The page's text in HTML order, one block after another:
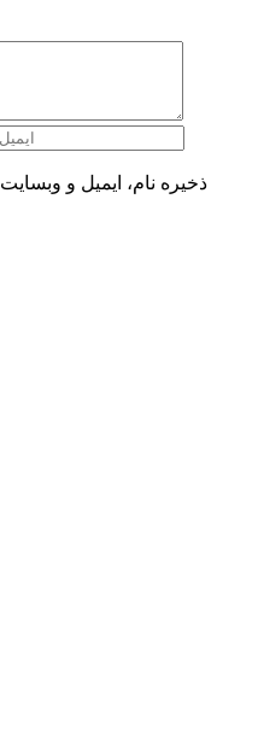
ذخیره نام، ایمیل و